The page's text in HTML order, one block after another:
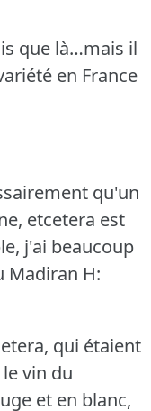
que là…mais il
en France
qu'un
etcetera est
j'ai beaucoup
Madiran H:
qui étaient
vin du
et en blanc,